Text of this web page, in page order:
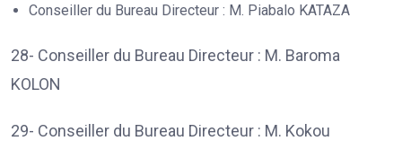
Conseiller du Bureau Directeur : M. Piabalo KATAZA
28- Conseiller du Bureau Directeur : M. Baroma
KOLON
29- Conseiller du Bureau Directeur : M. Kokou